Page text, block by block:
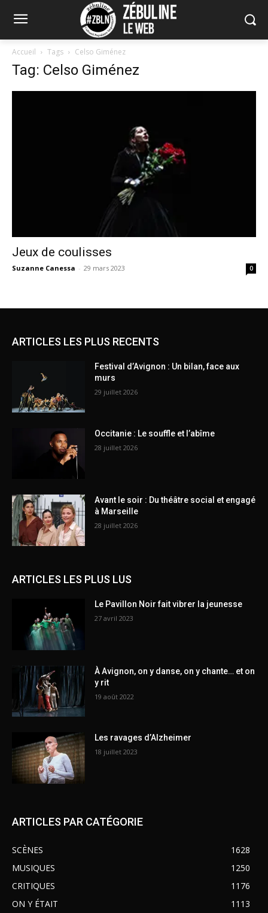
Accueil Tags Celso Giménez
Tag: Celso Giménez
Jeux de coulisses
Suzanne Canessa - 29 mars 2023 0
ARTICLES LES PLUS RECENTS
Festival d’Avignon : Un bilan, face aux
murs
29 juillet 2026
Occitanie : Le souffle et l’abîme
28 juillet 2026
Avant le soir : Du théâtre social et engagé
à Marseille
28 juillet 2026
ARTICLES LES PLUS LUS
Le Pavillon Noir fait vibrer la jeunesse
27 avril 2023
À Avignon, on y danse, on y chante… et on
y rit
19 août 2022
Les ravages d’Alzheimer
18 juillet 2023
ARTICLES PAR CATÉGORIE
SCÈNES
1628
MUSIQUES
1250
CRITIQUES
1176
ON Y ÉTAIT
1113